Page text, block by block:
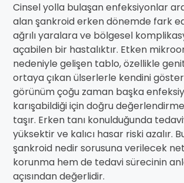
Cinsel yolla bulaşan enfeksiyonlar
alan şankroid erken dönemde fark
ağrılı yaralara ve bölgesel
açabilen bir hastalıktır. Etken
nedeniyle gelişen tablo, özellikle
ortaya çıkan ülserlerle kendini
görünüm çoğu zaman başka
karışabildiği için doğru
taşır. Erken tanı konulduğunda
yüksektir ve kalıcı hasar riski azalır.
şankroid nedir sorusuna verilecek
korunma hem de tedavi sürecinin
açısından değerlidir.